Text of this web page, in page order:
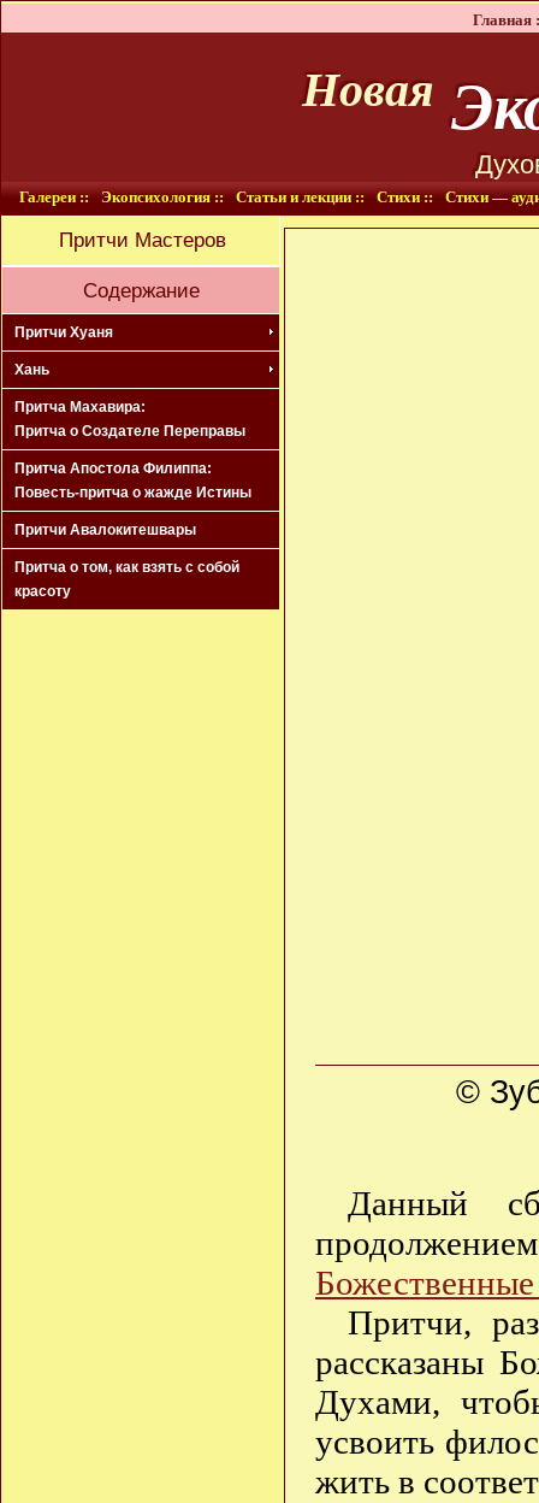
Главная
Новая
Галереи :: Экопсихология :: Статьи и лекции :: Стихи :: Стихи —
Притчи Мастеров
Содержание
Притчи Хуаня
Хань
Притча Махавира:
Притча о Создателе Переправы
Притча Апостола Филиппа:
Повесть-притча о жажде Истины
Притчи Авалокитешвары
Притча о том, как взять с собой
красоту
©
Данный
Притчи,
рассказаны
Духами,
усвоить
жить в